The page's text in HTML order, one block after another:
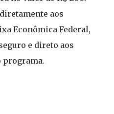
aos
Econômica Federal,
e direto aos
programa.